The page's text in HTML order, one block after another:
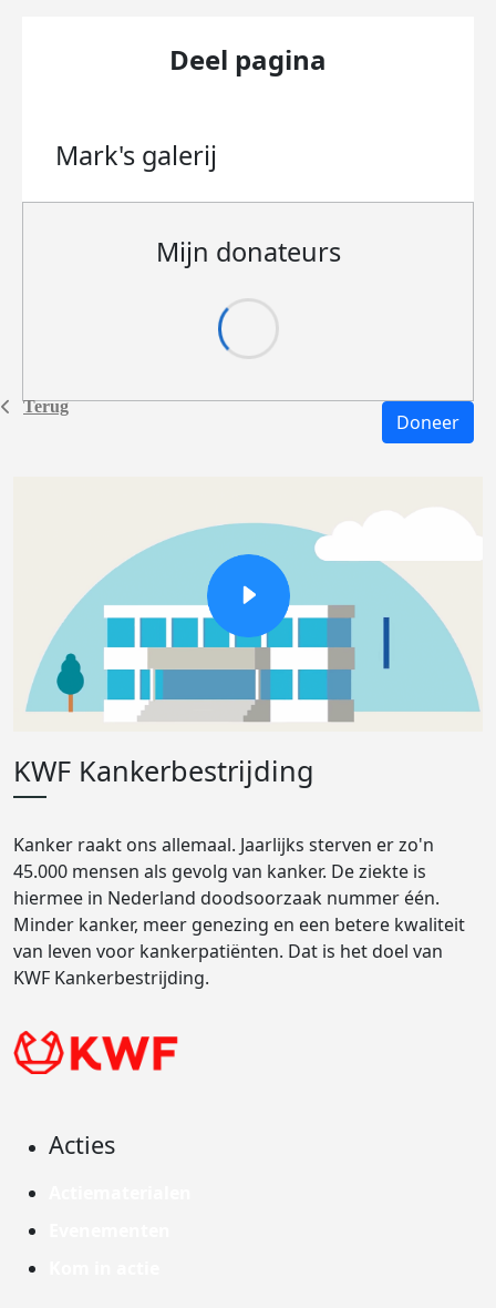
Terug
Deel pagina
Mark's galerij
Mijn donateurs
Doneer
KWF Kankerbestrijding
Kanker raakt ons allemaal. Jaarlijks sterven er zo'n
45.000 mensen als gevolg van kanker. De ziekte is
hiermee in Nederland doodsoorzaak nummer één.
Minder kanker, meer genezing en een betere kwaliteit
van leven voor kankerpatiënten. Dat is het doel van
KWF Kankerbestrijding.
Acties